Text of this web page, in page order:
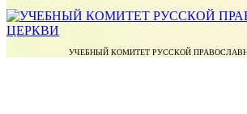
УЧЕБНЫЙ КОМИТЕТ РУССКОЙ